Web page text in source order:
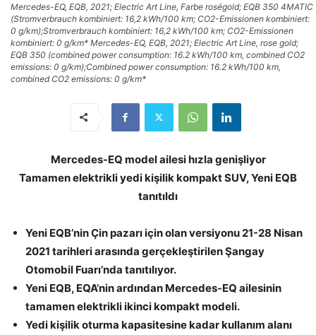
Mercedes-EQ, EQB, 2021; Electric Art Line, Farbe roségold; EQB 350 4MATIC
(Stromverbrauch kombiniert: 16,2 kWh/100 km; CO2-Emissionen kombiniert:
0 g/km);Stromverbrauch kombiniert: 16,2 kWh/100 km; CO2-Emissionen
kombiniert: 0 g/km* Mercedes-EQ, EQB, 2021; Electric Art Line, rose gold;
EQB 350 (combined power consumption: 16.2 kWh/100 km, combined CO2
emissions: 0 g/km);Combined power consumption: 16.2 kWh/100 km,
combined CO2 emissions: 0 g/km*
Mercedes-EQ model ailesi hızla genişliyor
Tamamen elektrikli yedi kişilik kompakt SUV, Yeni EQB
tanıtıldı
Yeni EQB’nin Çin pazarı için olan versiyonu 21-28 Nisan
2021 tarihleri arasında gerçekleştirilen Şangay
Otomobil Fuarı’nda tanıtılıyor.
Yeni EQB, EQA’nin ardından Mercedes-EQ ailesinin
tamamen elektrikli ikinci kompakt modeli.
Yedi kişilik oturma kapasitesine kadar kullanım alanı